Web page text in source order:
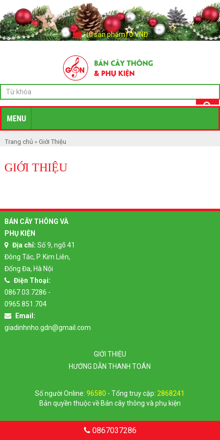
(0 sản phẩm) 0 VNĐ
MENU
Trang chủ > Giới Thiệu
GIỚI THIỆU
BÁN CÂY THÔNG VÀ
PHỤ KIỆN
Địa chỉ: Số 9, ngõ 41
Đông Tác, P. Kim Liên,
Đống Đa, Hà Nội
Điện Thoại:
0867.03.7286 -
0965.851.704
Email:
giadinhnho.gdn@gmail.com
GIỚI THIỆU
HƯỚNG DẪN THANH TOÁN
Số người Online:96580 - Tổng truy cập: 2868241
Bản quyền thuộc về Bán cây thông và phụ kiện
0867037286